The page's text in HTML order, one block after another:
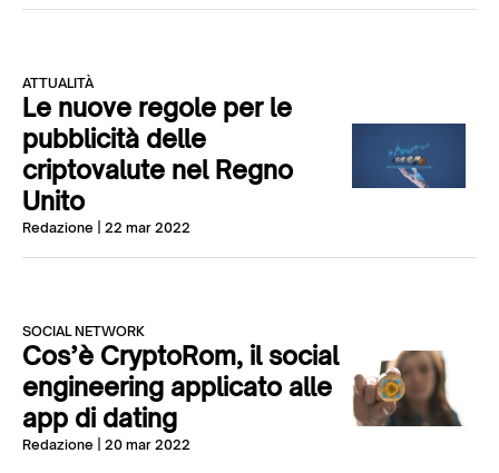
ATTUALITÀ
Le nuove regole per le
pubblicità delle
criptovalute nel Regno
Unito
Redazione | 22 mar 2022
SOCIAL NETWORK
Cos’è CryptoRom, il social
engineering applicato alle
app di dating
Redazione | 20 mar 2022